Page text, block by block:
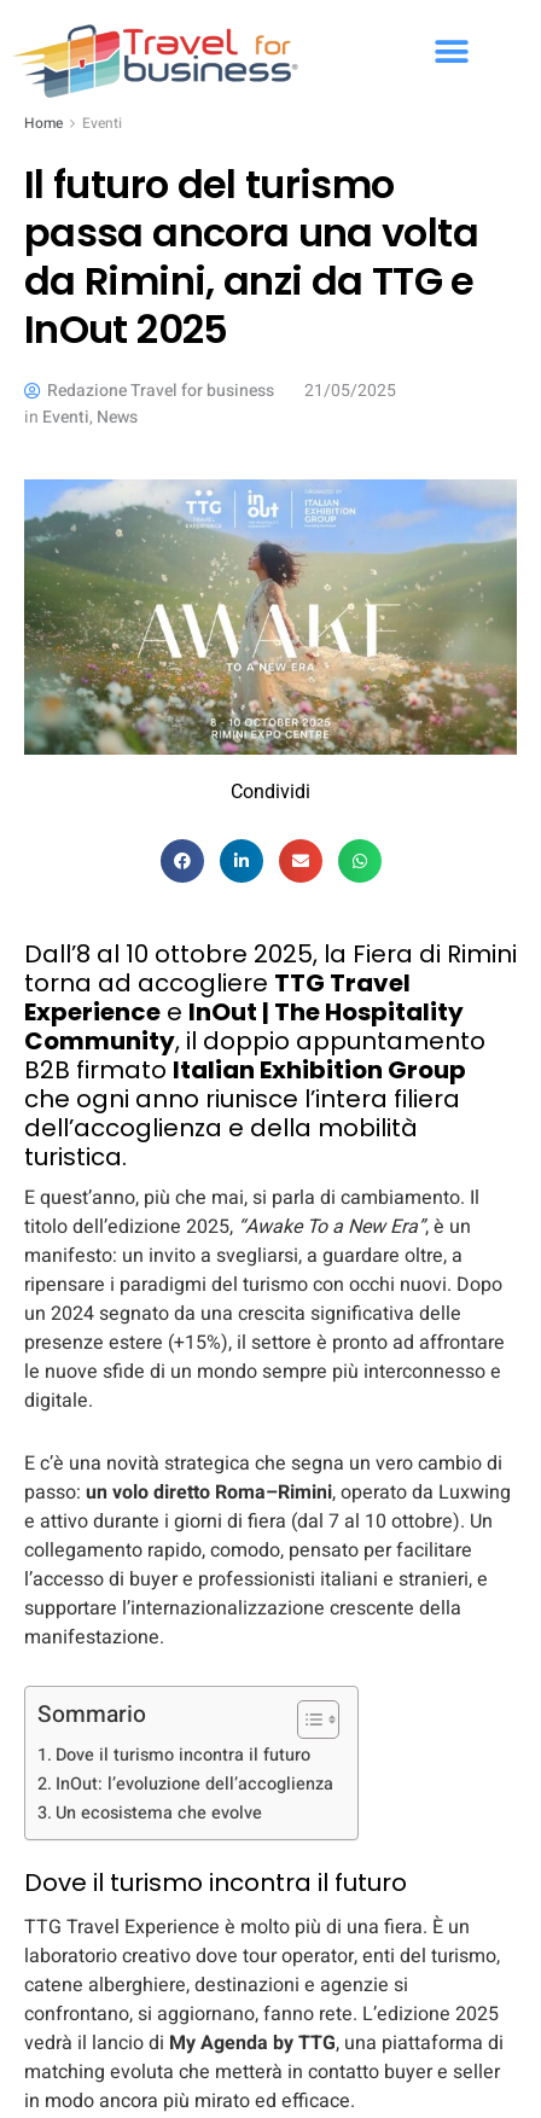
Home Eventi
Il futuro del turismo
passa ancora una volta
da Rimini, anzi da TTG e
InOut 2025
Redazione Travel for business
21/05/2025
in Eventi, News
Condividi
Dall’8 al 10 ottobre 2025, la Fiera di Rimini
torna ad accogliere TTG Travel
Experience e InOut | The Hospitality
Community, il doppio appuntamento
B2B firmato Italian Exhibition Group
che ogni anno riunisce l’intera filiera
dell’accoglienza e della mobilità
turistica.
E quest’anno, più che mai, si parla di cambiamento. Il
titolo dell’edizione 2025, “Awake To a New Era”, è un
manifesto: un invito a svegliarsi, a guardare oltre, a
ripensare i paradigmi del turismo con occhi nuovi. Dopo
un 2024 segnato da una crescita significativa delle
presenze estere (+15%), il settore è pronto ad affrontare
le nuove sfide di un mondo sempre più interconnesso e
digitale.
E c’è una novità strategica che segna un vero cambio di
passo: un volo diretto Roma–Rimini, operato da Luxwing
e attivo durante i giorni di fiera (dal 7 al 10 ottobre). Un
collegamento rapido, comodo, pensato per facilitare
l’accesso di buyer e professionisti italiani e stranieri, e
supportare l’internazionalizzazione crescente della
manifestazione.
Sommario
Dove il turismo incontra il futuro
InOut: l’evoluzione dell’accoglienza
Un ecosistema che evolve
Dove il turismo incontra il futuro
TTG Travel Experience è molto più di una fiera. È un
laboratorio creativo dove tour operator, enti del turismo,
catene alberghiere, destinazioni e agenzie si
confrontano, si aggiornano, fanno rete. L’edizione 2025
vedrà il lancio di My Agenda by TTG, una piattaforma di
matching evoluta che metterà in contatto buyer e seller
in modo ancora più mirato ed efficace.